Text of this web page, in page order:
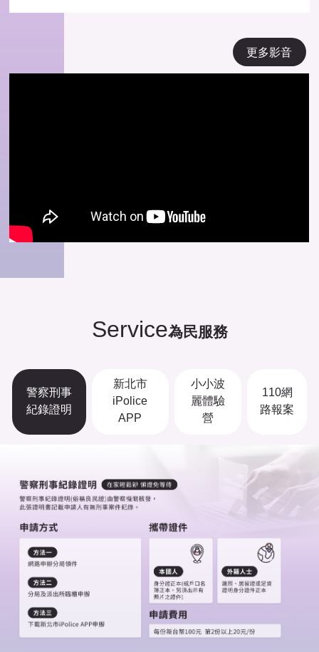
更多影音
Service為民服務
警察刑事
紀錄證明
新北市
iPolice
APP
小小波
麗體驗
營
110網
路報案